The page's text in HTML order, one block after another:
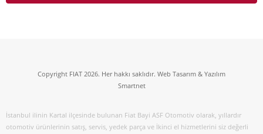
Copyright FIAT 2026. Her hakkı saklıdır. Web Tasarım & Yazılım
Smartnet
İstanbul ilinin Kartal ilçesinde bulunan Fiat Bayi ASF Otomotiv olarak, yıllardır
otomotiv ürünlerinin satış, servis, yedek parça ve İkinci el hizmetlerini siz değerli